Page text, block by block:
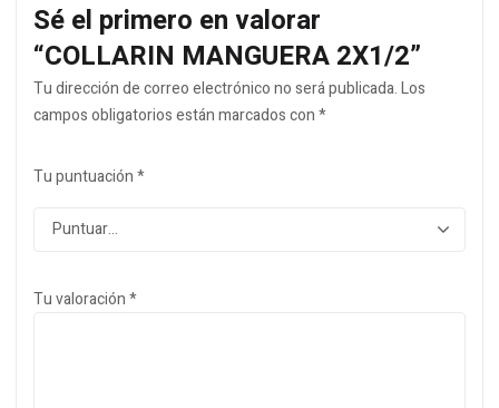
Sé el primero en valorar
“COLLARIN MANGUERA 2X1/2”
Tu dirección de correo electrónico no será publicada.Los
campos obligatorios están marcados con*
Tu puntuación*
Tu valoración*